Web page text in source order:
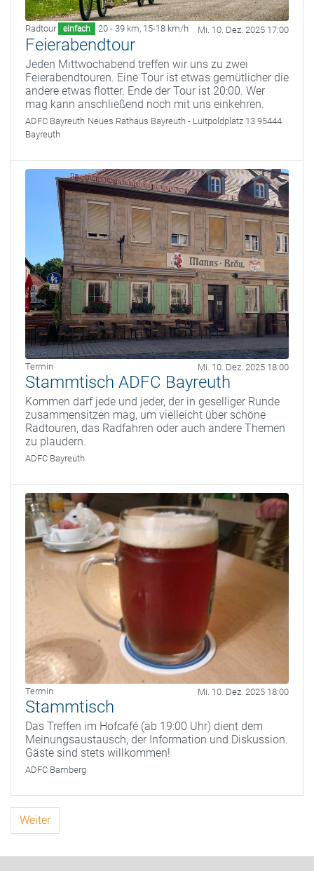
Radtour einfach 20 - 39 km, 15-18 km/h Mi. 10. Dez. 2025 17:00
Feierabendtour
Jeden Mittwochabend treffen wir uns zu zwei
Feierabendtouren. Eine Tour ist etwas gemütlicher die
andere etwas flotter. Ende der Tour ist 20:00. Wer
mag kann anschließend noch mit uns einkehren.
ADFC Bayreuth Neues Rathaus Bayreuth - Luitpoldplatz 13 95444
Bayreuth
Termin Mi. 10. Dez. 2025 18:00
Stammtisch ADFC Bayreuth
Kommen darf jede und jeder, der in geselliger Runde
zusammensitzen mag, um vielleicht über schöne
Radtouren, das Radfahren oder auch andere Themen
zu plaudern.
ADFC Bayreuth
Termin Mi. 10. Dez. 2025 18:00
Stammtisch
Das Treffen im Hofcafé (ab 19:00 Uhr) dient dem
Meinungsaustausch, der Information und Diskussion.
Gäste sind stets willkommen!
ADFC Bamberg
Weiter